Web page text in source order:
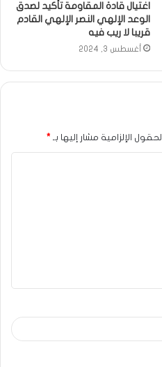
اغتيال قادة المقاومة تأكيد لصدق
الوعد الإلهي النصر الإلهي القادم
قريبا لا ريب فيه
أغسطس 3, 2024
الحقول الإلزامية مشار إليها بـ *